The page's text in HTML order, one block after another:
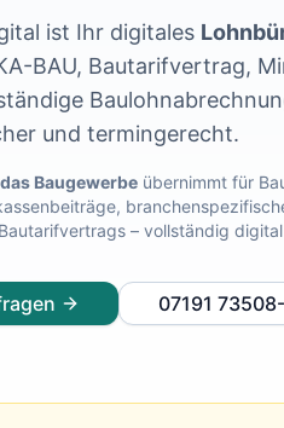
ist Ihr digitales
BAU, Bautarifvertrag,
und termingerecht.
Baugewerbe übernimmt für
– vollständig
07191